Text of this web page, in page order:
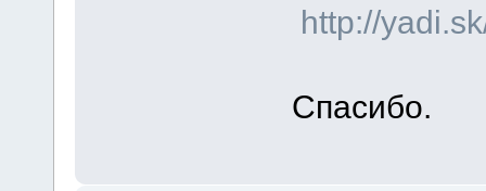
http://
Спасибо.